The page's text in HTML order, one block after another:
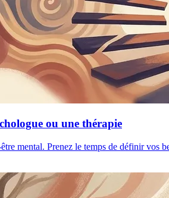
ou une thérapie
mental. Prenez le temps de définir vos